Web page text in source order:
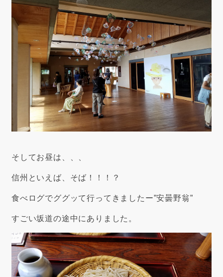
そしてお昼は、、、
信州といえば、そば！！！？
食べログでググッて行ってきましたー”安曇野翁”
すごい坂道の途中にありました。